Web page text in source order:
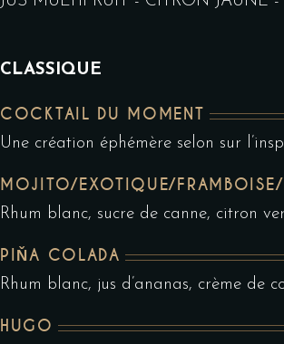
CLASSIQUE
COCKTAIL DU MOMENT
Une création éphémère selon sur
MOJITO/EXOTIQUE/FRAMBOISE/
Rhum blanc, sucre de canne, citron
PIŇA COLADA
Rhum blanc, jus d’ananas, crème de
HUGO